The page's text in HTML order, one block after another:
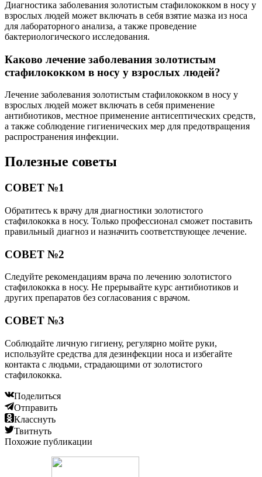
Диагностика заболевания золотистым стафилококком в носу у
взрослых людей может включать в себя взятие мазка из носа
для лабораторного анализа, а также проведение
бактериологического исследования.
Каково лечение заболевания золотистым
стафилококком в носу у взрослых людей?
Лечение заболевания золотистым стафилококком в носу у
взрослых людей может включать в себя применение
антибиотиков, местное применение антисептических средств,
а также соблюдение гигиенических мер для предотвращения
распространения инфекции.
Полезные советы
СОВЕТ №1
Обратитесь к врачу для диагностики золотистого
стафилококка в носу. Только профессионал сможет поставить
правильный диагноз и назначить соответствующее лечение.
СОВЕТ №2
Следуйте рекомендациям врача по лечению золотистого
стафилококка в носу. Не прерывайте курс антибиотиков и
других препаратов без согласования с врачом.
СОВЕТ №3
Соблюдайте личную гигиену, регулярно мойте руки,
используйте средства для дезинфекции носа и избегайте
контакта с людьми, страдающими от золотистого
стафилококка.
Поделиться
Отправить
Класснуть
Твитнуть
Похожие публикации